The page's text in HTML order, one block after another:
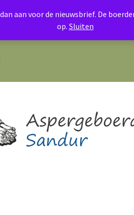
aan voor de nieuwsbrief. De
op. Sluiten